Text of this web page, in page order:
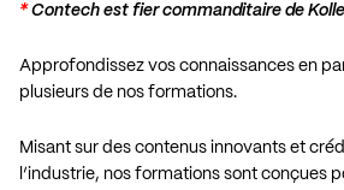
*Contech est fier commanditaire de
Approfondissez vos connaissances en
plusieurs de nos formations.
Misant sur des contenus innovants et
l’industrie, nos formations sont conçues